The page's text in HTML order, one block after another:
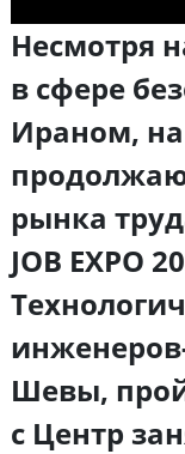
Несмотря
в сфере
Ираном,
рынка
JOB EXPO
Шевы,
с Центр